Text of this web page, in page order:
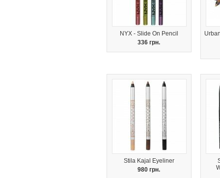
NYX - Slide On Pencil
336 грн.
Stila Kajal Eyeliner
980 грн.